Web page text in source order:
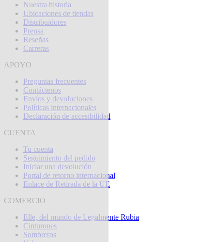
Nuestra historia
Ubicaciones de tiendas
Distribuidores
Prensa
Reseñas
Carreras
APOYO
Preguntas frecuentes
Contáctenos
Envíos y devoluciones
Políticas internacionales
Declaración de accesibilidad
CUENTA
Tu cuenta
Seguimiento del pedido
Iniciar una devolución
Portal de retorno internacional
Enlace de Retirada de la UE
COMERCIO
Elle, del mundo de Legalmente Rubia
Cinturones
Sombreros